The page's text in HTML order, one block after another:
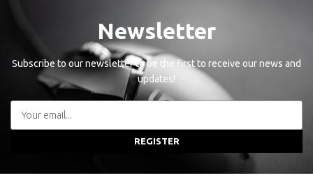
Newsletter
Subscribe to our newsletter to be the first to receive our news and
updates!
REGISTER